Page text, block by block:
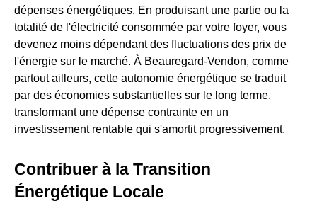
dépenses énergétiques. En produisant une partie ou la
totalité de l'électricité consommée par votre foyer, vous
devenez moins dépendant des fluctuations des prix de
l'énergie sur le marché. À Beauregard-Vendon, comme
partout ailleurs, cette autonomie énergétique se traduit
par des économies substantielles sur le long terme,
transformant une dépense contrainte en un
investissement rentable qui s'amortit progressivement.
Contribuer à la Transition
Énergétique Locale